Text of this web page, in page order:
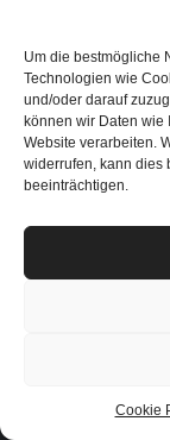
Um die bestmögliche
Technologien wie
und/oder darauf
können wir Daten
Website verarbeiten.
widerrufen, kann dies
beeinträchtigen.
Cookie